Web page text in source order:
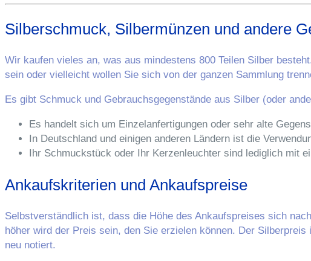
Silberschmuck, Silbermünzen und andere
Wir kaufen vieles an, was aus mindestens 800 Teilen Silber
sein oder vielleicht wollen Sie sich von der ganzen Sammlung
Es gibt Schmuck und Gebrauchsgegenstände aus Silber (oder
Es handelt sich um Einzelanfertigungen oder sehr alte
In Deutschland und einigen anderen Ländern ist die
Ihr Schmuckstück oder Ihr Kerzenleuchter sind lediglich mit
Ankaufskriterien und Ankaufspreise
Selbstverständlich ist, dass die Höhe des Ankaufspreises sich
höher wird der Preis sein, den Sie erzielen können. Der
neu notiert.